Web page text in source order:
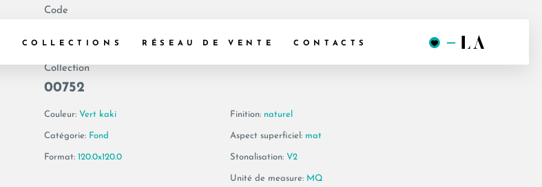
COLLECTIONS RÉSEAU DE VENTE CONTACTS
Code
Collection
00752
Couleur: Vert kaki
Catégorie: Fond
Format: 120.0x120.0
Finition: naturel
Aspect superficiel: mat
Stonalisation: V2
Unité de measure: MQ